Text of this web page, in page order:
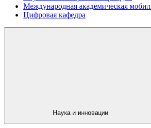
Международная академическая
Цифровая кафедра
Наука и инновации